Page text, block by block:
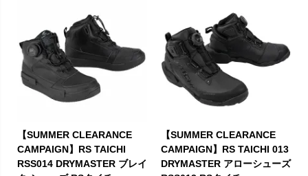
【SUMMER CLEARANCE
CAMPAIGN】RS TAICHI
RSS014 DRYMASTER ブレイ
【SUMMER CLEARANCE
CAMPAIGN】RS TAICHI 013
DRYMASTER アローシューズ